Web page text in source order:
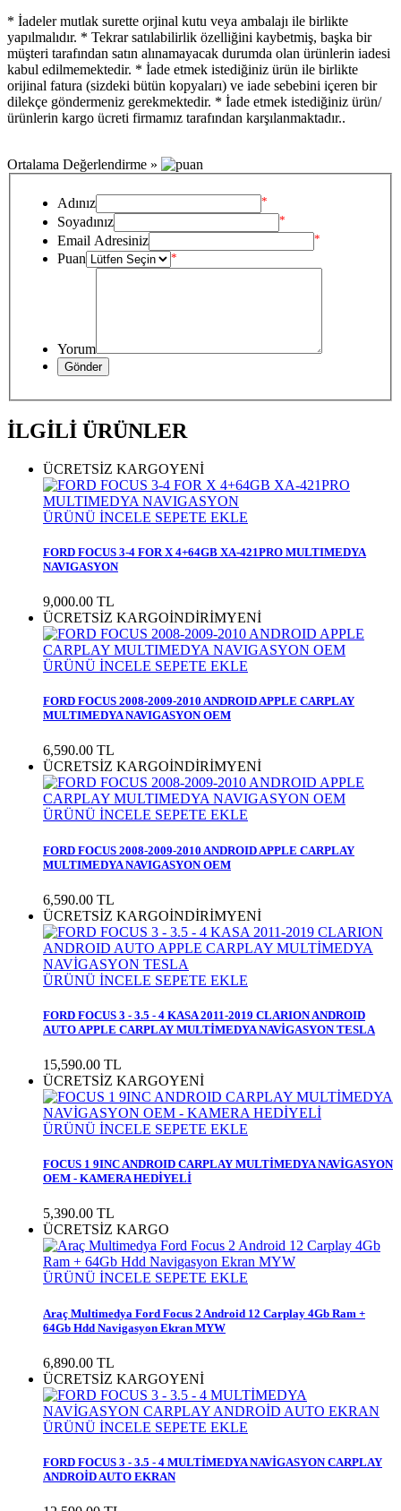
* İadeler mutlak surette orjinal kutu veya ambalajı ile birlikte
yapılmalıdır. * Tekrar satılabilirlik özelliğini kaybetmiş, başka bir
müşteri tarafından satın alınamayacak durumda olan ürünlerin iadesi
kabul edilmemektedir. * İade etmek istediğiniz ürün ile birlikte
orijinal fatura (sizdeki bütün kopyaları) ve iade sebebini içeren bir
dilekçe göndermeniz gerekmektedir. * İade etmek istediğiniz ürün/
ürünlerin kargo ücreti firmamız tarafından karşılanmaktadır..
Ortalama Değerlendirme »
Adınız *
Soyadınız *
Email Adresiniz *
Puan *
Yorum
İLGİLİ ÜRÜNLER
ÜCRETSİZ KARGOYENİ
ÜRÜNÜ İNCELE SEPETE EKLE
FORD FOCUS 3-4 FOR X 4+64GB XA-421PRO MULTIMEDYA
NAVIGASYON
9,000.00 TL
ÜCRETSİZ KARGOİNDİRİMYENİ
ÜRÜNÜ İNCELE SEPETE EKLE
FORD FOCUS 2008-2009-2010 ANDROID APPLE CARPLAY
MULTIMEDYA NAVIGASYON OEM
6,590.00 TL
ÜCRETSİZ KARGOİNDİRİMYENİ
ÜRÜNÜ İNCELE SEPETE EKLE
FORD FOCUS 2008-2009-2010 ANDROID APPLE CARPLAY
MULTIMEDYA NAVIGASYON OEM
6,590.00 TL
ÜCRETSİZ KARGOİNDİRİMYENİ
ÜRÜNÜ İNCELE SEPETE EKLE
FORD FOCUS 3 - 3.5 - 4 KASA 2011-2019 CLARION ANDROID
AUTO APPLE CARPLAY MULTİMEDYA NAVİGASYON TESLA
15,590.00 TL
ÜCRETSİZ KARGOYENİ
ÜRÜNÜ İNCELE SEPETE EKLE
FOCUS 1 9INC ANDROID CARPLAY MULTİMEDYA NAVİGASYON
OEM - KAMERA HEDİYELİ
5,390.00 TL
ÜCRETSİZ KARGO
ÜRÜNÜ İNCELE SEPETE EKLE
Araç Multimedya Ford Focus 2 Android 12 Carplay 4Gb Ram +
64Gb Hdd Navigasyon Ekran MYW
6,890.00 TL
ÜCRETSİZ KARGOYENİ
ÜRÜNÜ İNCELE SEPETE EKLE
FORD FOCUS 3 - 3.5 - 4 MULTİMEDYA NAVİGASYON CARPLAY
ANDROİD AUTO EKRAN